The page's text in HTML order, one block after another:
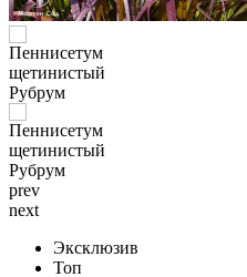
prev
next
Эксклюзив
Топ